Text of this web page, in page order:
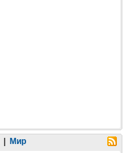
Мир